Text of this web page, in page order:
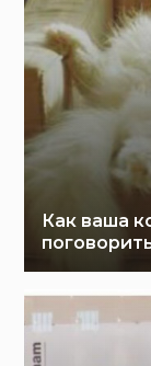
Как ваша